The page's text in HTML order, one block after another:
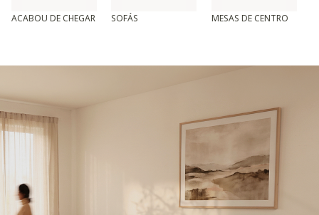
ACABOU DE CHEGAR SOFÁS MESAS DE CENTRO